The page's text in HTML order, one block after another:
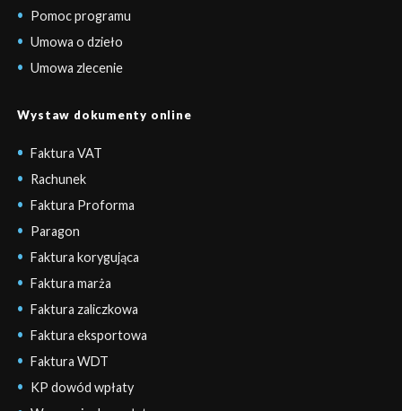
Pomoc programu
Umowa o dzieło
Umowa zlecenie
Wystaw dokumenty online
Faktura VAT
Rachunek
Faktura Proforma
Paragon
Faktura korygująca
Faktura marża
Faktura zaliczkowa
Faktura eksportowa
Faktura WDT
KP dowód wpłaty